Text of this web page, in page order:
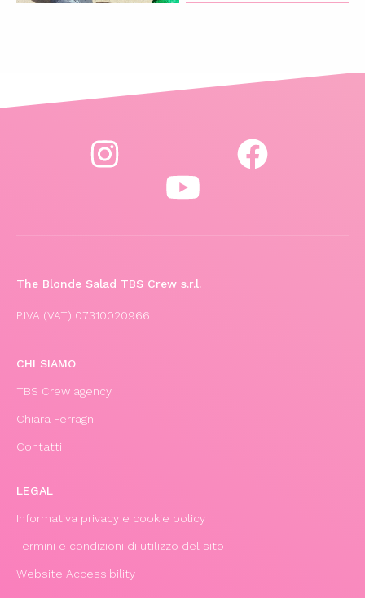
The Blonde Salad TBS Crew s.r.l.
P.IVA (VAT) 07310020966
CHI SIAMO
TBS Crew agency
Chiara Ferragni
Contatti
LEGAL
Informativa privacy e cookie policy
Termini e condizioni di utilizzo del sito
Website Accessibility